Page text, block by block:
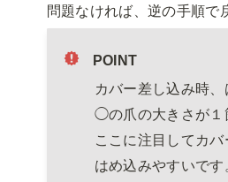
問題なければ、逆の手順で
POINT
カバー差し込み時
◯の爪の大きさが１
ここに注目してカ
はめ込みやすいです